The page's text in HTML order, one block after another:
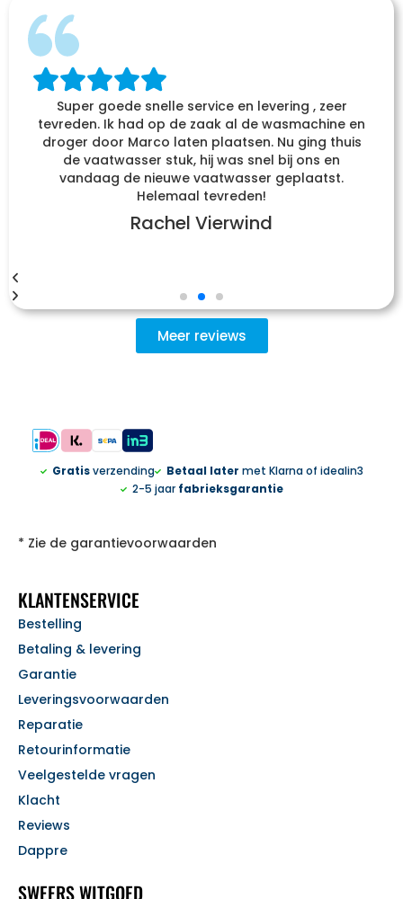
Super goede snelle service en levering , zeer
tevreden. Ik had op de zaak al de wasmachine en
droger door Marco laten plaatsen. Nu ging thuis
de vaatwasser stuk, hij was snel bij ons en
vandaag de nieuwe vaatwasser geplaatst.
Helemaal tevreden!
Rachel Vierwind
Meer reviews
Gratisverzending Betaal later met Klarna of idealin3
2-5 jaar fabrieksgarantie
* Zie de garantievoorwaarden
KLANTENSERVICE
Bestelling
Betaling & levering
Garantie
Leveringsvoorwaarden
Reparatie
Retourinformatie
Veelgestelde vragen
Klacht
Reviews
Dappre
SWEERS WITGOED